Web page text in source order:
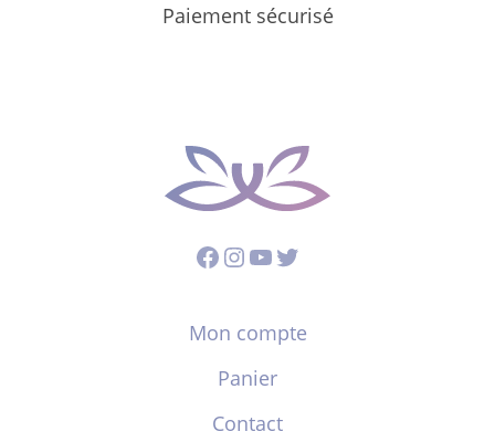
Paiement sécurisé
Facebook
Instagram
YouTube
Twitter
Mon compte
Panier
Contact